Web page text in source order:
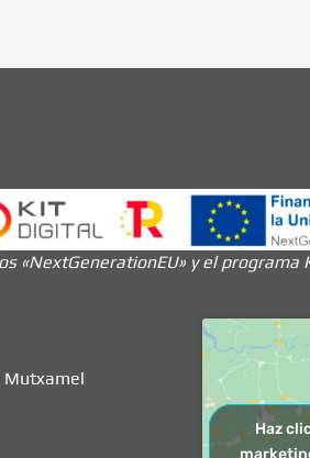
«NextGenerationEU» y el programa
Mutxamel
Haz